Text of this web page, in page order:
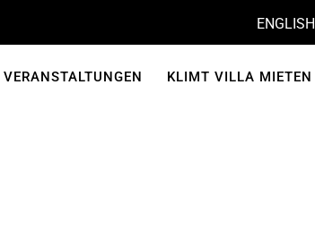
ENGLISH
VERANSTALTUNGEN KLIMT VILLA MIETEN